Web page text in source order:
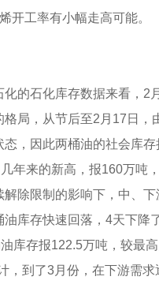
开工率有小幅走高可能。
的石化库存数据来看，2
格局，从节后至2月17日，
，因此两桶油的社会库存
年来的新高，报160万吨
解除限制的影响下，中、
库存快速回落，4天下降
库存报122.5万吨，较最
，到了3月份，在下游需求